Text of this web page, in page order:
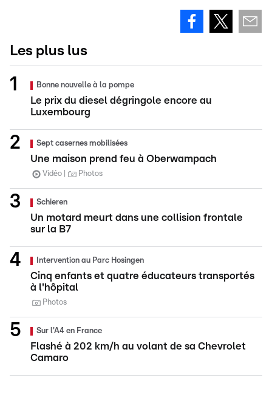
Les plus lus
Bonne nouvelle à la pompe
Le prix du diesel dégringole encore au
Luxembourg
Sept casernes mobilisées
Une maison prend feu à Oberwampach
Vidéo Photos
Schieren
Un motard meurt dans une collision frontale
sur la B7
Intervention au Parc Hosingen
Cinq enfants et quatre éducateurs transportés
à l'hôpital
Photos
Sur l'A4 en France
Flashé à 202 km/h au volant de sa Chevrolet
Camaro